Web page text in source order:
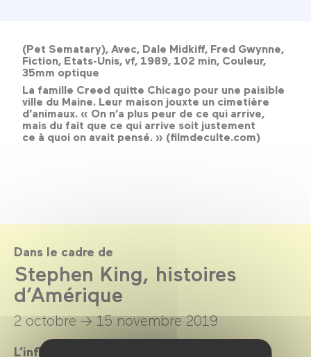
(Pet Sematary), Avec, Dale Midkiff, Fred Gwynne,
Fiction, Etats-Unis, vf, 1989, 102 min, Couleur,
35mm optique
La famille Creed quitte Chicago pour une paisible
ville du Maine. Leur maison jouxte un cimetière
d’animaux. « On n’a plus peur de ce qui arrive,
mais du fait que ce qui arrive soit justement
ce à quoi on avait pensé. » (filmdeculte.com)
Dans le cadre de
Stephen King, histoires
d’Amérique
2 octobre → 15 novembre 2019
L’influence de Stephen King, maître de